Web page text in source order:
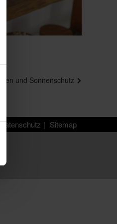
und Sonnenschutz
Sitemap